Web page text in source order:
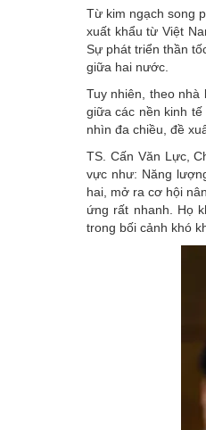
Từ kim ngạch song
xuất khẩu từ Việt
Sự phát triển thần
giữa hai nước.
Tuy nhiên, theo
giữa các nền kinh
nhìn đa chiều, đề
TS. Cấn Văn Lực,
vực như: Năng
hai, mở ra cơ hội
ứng rất nhanh. Họ
trong bối cảnh khó